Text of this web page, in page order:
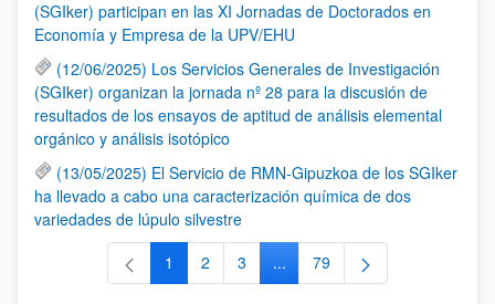
(SGIker) participan en las XI Jornadas de Doctorados en
Economía y Empresa de la UPV/EHU
(12/06/2025) Los Servicios Generales de Investigación
(SGIker) organizan la jornada nº 28 para la discusión de
resultados de los ensayos de aptitud de análisis elemental
orgánico y análisis isotópico
(13/05/2025) El Servicio de RMN-Gipuzkoa de los SGIker
ha llevado a cabo una caracterización química de dos
variedades de lúpulo silvestre
Página
1 Página
2 Página
3 ...Páginas intermedias Use TAB
Página
79